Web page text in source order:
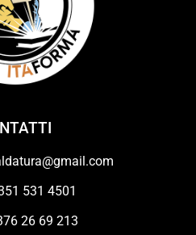
531 4501
26 69 213